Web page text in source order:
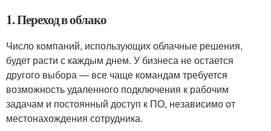
1. Переход в облако
Число компаний, использующих облачные решения,
будет расти с каждым днем. У бизнеса не остается
другого выбора — все чаще командам требуется
возможность удаленного подключения к рабочим
задачам и постоянный доступ к ПО, независимо от
местонахождения сотрудника.